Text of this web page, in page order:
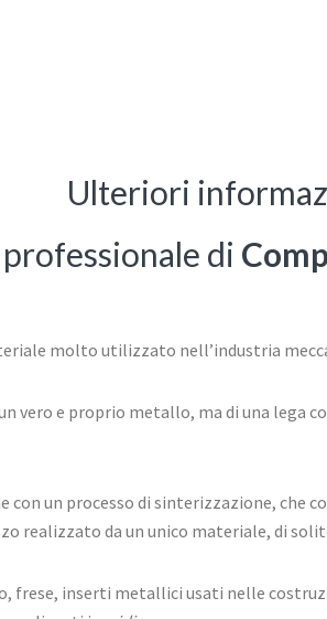
Ulteriori
di
molto utilizzato nell’industria
vero e proprio metallo, ma di una lega
con un processo di sinterizzazione, che
realizzato da un unico materiale, di
frese, inserti metallici usati nelle